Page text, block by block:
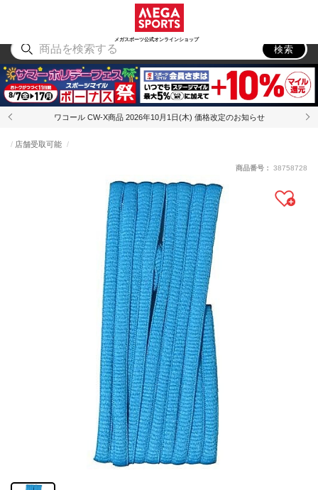
メガスポーツ公式オンラインショップ
アウトドア
検索
ワコール CW-X商品 2026年10月1日(木) 価格改定のお知らせ
店舗受取可能
商品番号： 38758728